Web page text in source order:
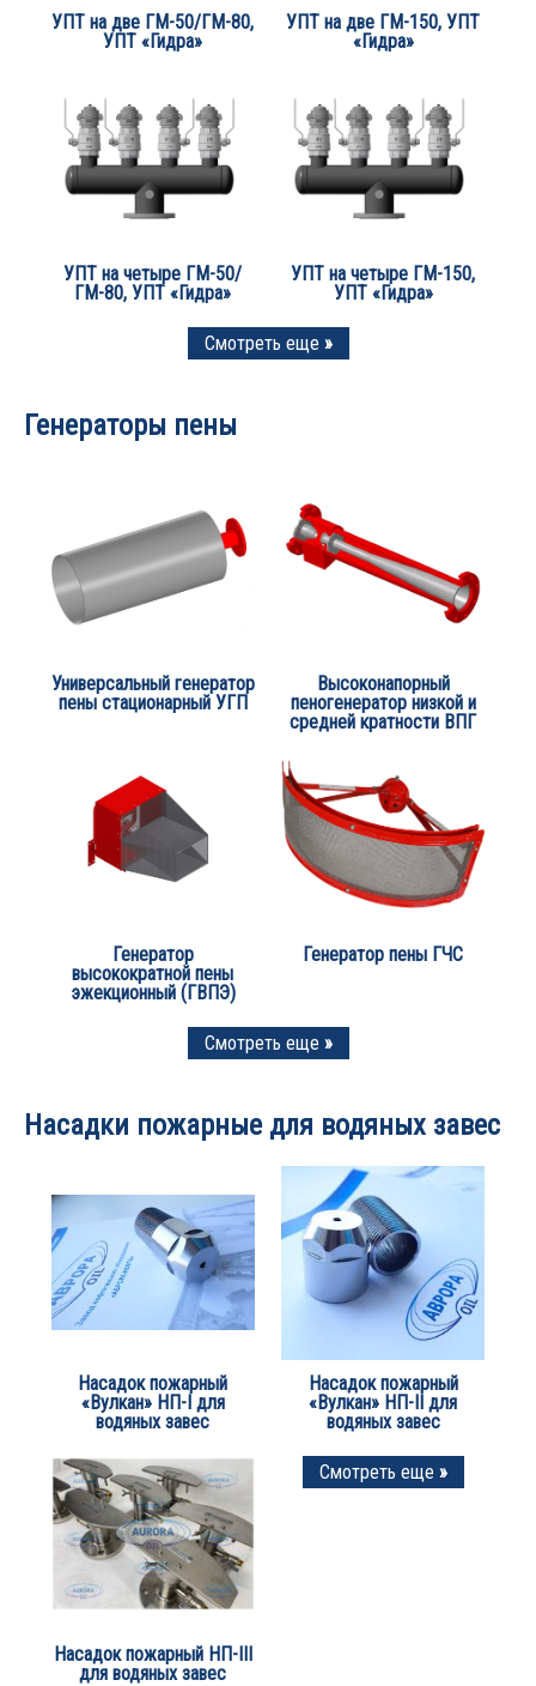
УПТ на две ГМ-50/ГМ-80,
УПТ «Гидра»
УПТ на две ГМ-150, УПТ
«Гидра»
УПТ на четыре ГМ-50/
ГМ-80, УПТ «Гидра»
УПТ на четыре ГМ-150,
УПТ «Гидра»
Смотреть еще »
Генераторы пены
Универсальный генератор
пены стационарный УГП
Высоконапорный
пеногенератор низкой и
средней кратности ВПГ
Генератор
высокократной пены
эжекционный (ГВПЭ)
Генератор пены ГЧС
Смотреть еще »
Насадки пожарные для водяных завес
Насадок пожарный
«Вулкан» НП-I для
водяных завес
Насадок пожарный
«Вулкан» НП-II для
водяных завес
Насадок пожарный НП-III
для водяных завес
Смотреть еще »